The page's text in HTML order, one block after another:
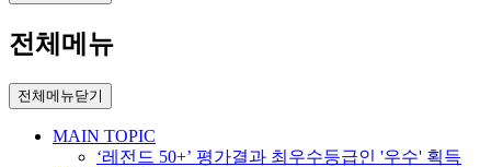
전체메뉴
전체메뉴닫기
MAIN TOPIC
‘레전드 50+’ 평가결과 최우수등급인 '우수' 획득